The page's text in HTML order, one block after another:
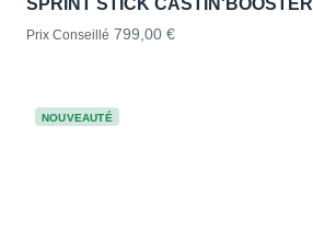
SPRINT STICK CASTIN'BOOSTER
Prix Conseillé 799,00 €
NOUVEAUTÉ